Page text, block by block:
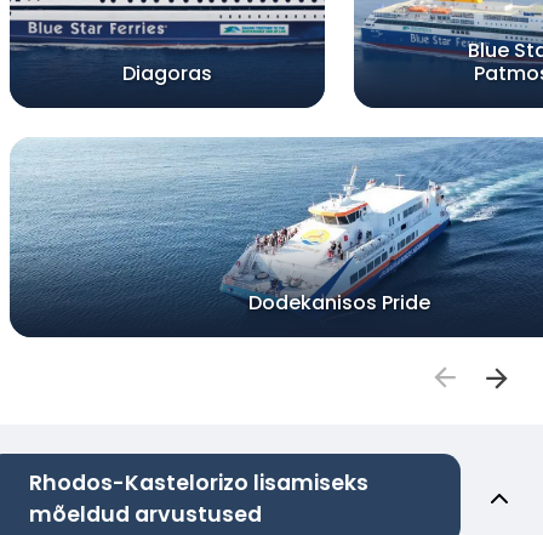
Diagoras
Blue
Dodekanisos Pride
Rhodos-Kastelorizo lisamiseks
mõeldud arvustused